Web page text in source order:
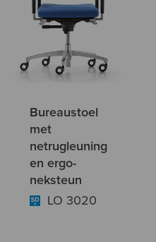
Bureaustoel
met
netrugleuning
en ergo-
neksteun
LO 3020